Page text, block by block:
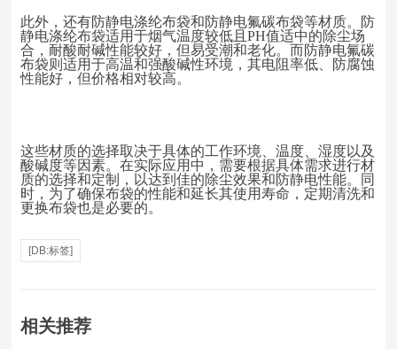
此外，还有防静电涤纶布袋和防静电氟碳布袋等材质。防
静电涤纶布袋适用于烟气温度较低且PH值适中的除尘场
合，耐酸耐碱性能较好，但易受潮和老化。而防静电氟碳
布袋则适用于高温和强酸碱性环境，其电阻率低、防腐蚀
性能好，但价格相对较高。
这些材质的选择取决于具体的工作环境、温度、湿度以及
酸碱度等因素。在实际应用中，需要根据具体需求进行材
质的选择和定制，以达到佳的除尘效果和防静电性能。同
时，为了确保布袋的性能和延长其使用寿命，定期清洗和
更换布袋也是必要的。
[DB:标签]
相关推荐